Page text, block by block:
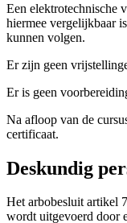
Een elektrotechnische
hiermee vergelijkbaar
kunnen volgen.
Er zijn geen
Er is geen
Na afloop van de
certificaat.
Deskundig
Het arbobesluit artikel
wordt uitgevoerd door